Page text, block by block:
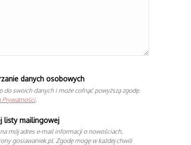
danych osobowych
do swoich danych i może cofnąć powyższą zgodę.
Prywatności.
listy mailingowej
mój adres e-mail informacji o nowościach,
gosiawaniek.pl. Zgodę mogę w każdej chwili